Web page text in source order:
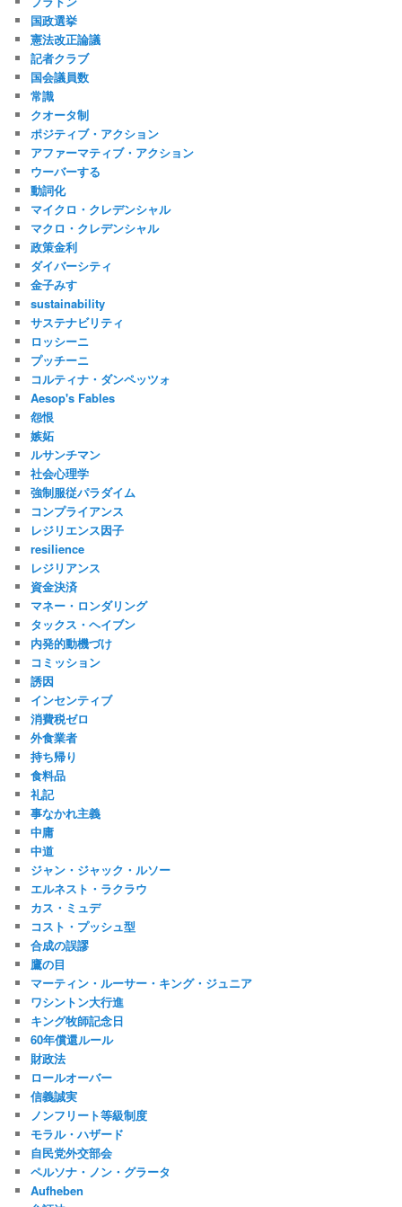
国政選挙
憲法改正論議
記者クラブ
国会議員数
常識
クオータ制
ポジティブ・アクション
アファーマティブ・アクション
ウーバーする
動詞化
マイクロ・クレデンシャル
マクロ・クレデンシャル
政策金利
ダイバーシティ
金子みすゞ
sustainability
サステナビリティ
ロッシーニ
プッチーニ
コルティナ・ダンペッツォ
Aesop's Fables
怨恨
嫉妬
ルサンチマン
社会心理学
強制服従パラダイム
コンプライアンス
レジリエンス因子
resilience
レジリアンス
資金決済
マネー・ロンダリング
タックス・ヘイブン
内発的動機づけ
コミッション
誘因
インセンティブ
消費税ゼロ
外食業者
持ち帰り
食料品
礼記
事なかれ主義
中庸
中道
ジャン・ジャック・ルソー
エルネスト・ラクラウ
カス・ミュデ
コスト・プッシュ型
合成の誤謬
鷹の目
マーティン・ルーサー・キング・ジュニア
ワシントン大行進
キング牧師記念日
60年償還ルール
財政法
ロールオーバー
信義誠実
ノンフリート等級制度
モラル・ハザード
自民党外交部会
ペルソナ・ノン・グラータ
Aufheben